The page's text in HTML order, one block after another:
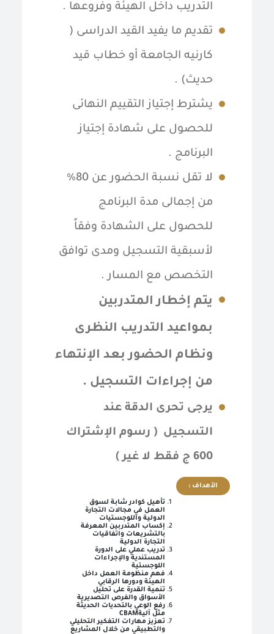
التدريب داخل الهيئة وفروعها .
تقديم ما يفيد القيد الدراسى (
كارنيه الجامعة أو خطاب قيد
حديث) .
يشترط إجتياز التقييم النهائى
للحصول على شهادة إجتياز
البرنامج .
لا تقل نسبة الحضور عن 80%
من إجمالى مدة البرنامج
للحصول على الشهادة وفقاً
لأسبقية التسجيل ومدى توافق
التخصص مع المسار .
يتم إخطار المتدربين
بمواعيد التدريب النظرى
ونظام الحضور بعد الإنتهاء
من إجراءات التسجيل .
يرجى تحرى الدقة عند
التسجيل ( رسوم الإشتراك
600 ج فقط لا غير )
الأهداف :
تأهيل كوادر شابة لسوق
العمل في مجالات التجارة
الدولية واللوجستيات
إكساب المتدربين المعرفة
بالتشريعات واتفاقيات
التجارة الدولية
تدريب عملي على الدورة
المستندية والإجراءات
اللوجستية
فهم منظومة العمل داخل
الهيئة ودورها الرقابي
تنمية القدرة على تحليل
الأسواق والفرص التصديرية
رفع الوعي بالتحديات الحديثة
مثل آليةCBAM
تعزيز مهارات التفكير التحليلي
والتطبيقي من خلال المشاريع